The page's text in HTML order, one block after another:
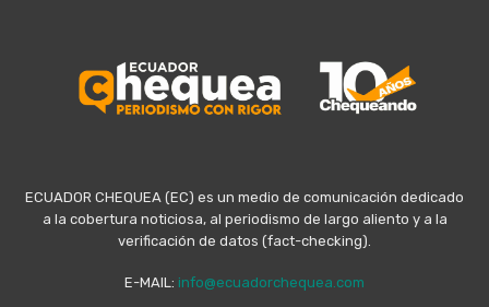
ECUADOR CHEQUEA (EC) es un medio de comunicación dedicado
a la cobertura noticiosa, al periodismo de largo aliento y a la
verificación de datos (fact-checking).
E-MAIL: info@ecuadorchequea.com